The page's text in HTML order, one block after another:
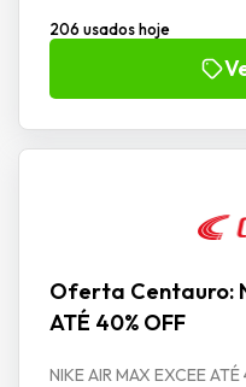
206 usados hoje
Oferta Centauro:
ATÉ 40% OFF
NIKE AIR MAX EXCEE